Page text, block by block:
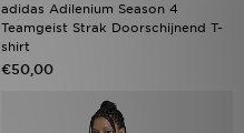
adidas Adilenium Season 4
Teamgeist Strak Doorschijnend T-
shirt
€50,00